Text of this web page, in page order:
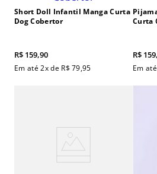
Short Doll Infantil Manga Curta
Dog Cobertor
R$ 159,90
Em até2x de R$ 79,95
Curta
R$ 159,
Em